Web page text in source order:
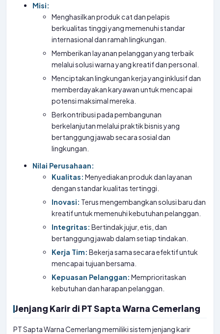
Misi:
Menghasilkan produk cat dan pelapis
berkualitas tinggi yang memenuhi standar
internasional dan ramah lingkungan.
Memberikan layanan pelanggan yang terbaik
melalui solusi warna yang kreatif dan personal.
Menciptakan lingkungan kerja yang inklusif dan
memberdayakan karyawan untuk mencapai
potensi maksimal mereka.
Berkontribusi pada pembangunan
berkelanjutan melalui praktik bisnis yang
bertanggung jawab secara sosial dan
lingkungan.
Nilai Perusahaan:
Kualitas: Menyediakan produk dan layanan
dengan standar kualitas tertinggi.
Inovasi: Terus mengembangkan solusi baru dan
kreatif untuk memenuhi kebutuhan pelanggan.
Integritas: Bertindak jujur, etis, dan
bertanggung jawab dalam setiap tindakan.
Kerja Tim: Bekerja sama secara efektif untuk
mencapai tujuan bersama.
Kepuasan Pelanggan: Memprioritaskan
kebutuhan dan harapan pelanggan.
Jenjang Karir di PT Sapta Warna Cemerlang
PT Sapta Warna Cemerlang memiliki sistem jenjang karir